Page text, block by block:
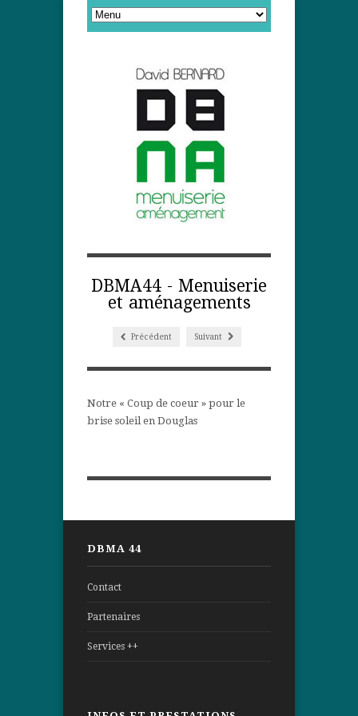
DBMA44 - Menuiserie
et aménagements
Précédent Suivant
Notre « Coup de coeur » pour le
brise soleil en Douglas
DBMA 44
Contact
Partenaires
Services ++